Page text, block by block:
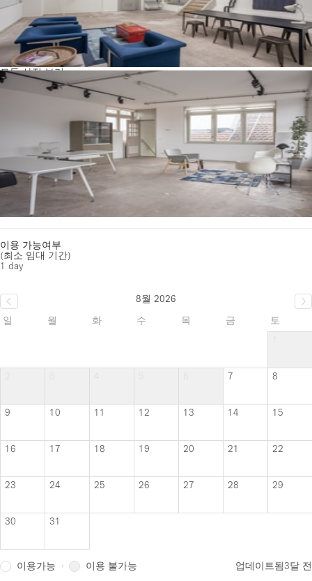
모든 사진 보기
이용 가능여부
(최소 임대 기간)
1 day
8월 2026
일
월 화 수 목 금
토
7 8
9 10 11 12 13 14 15
16 17 18 19 20 21 22
23 24 25 26 27 28 29
30 31
이용가능 · 이용 불가능 업데이트됨3달 전